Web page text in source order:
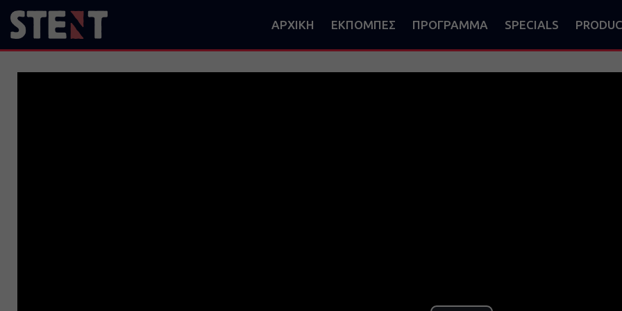
ΑΡΧΙΚΗ ΕΚΠΟΜΠΕΣ ΠΡΟΓΡΑΜΜΑ SPECIALS